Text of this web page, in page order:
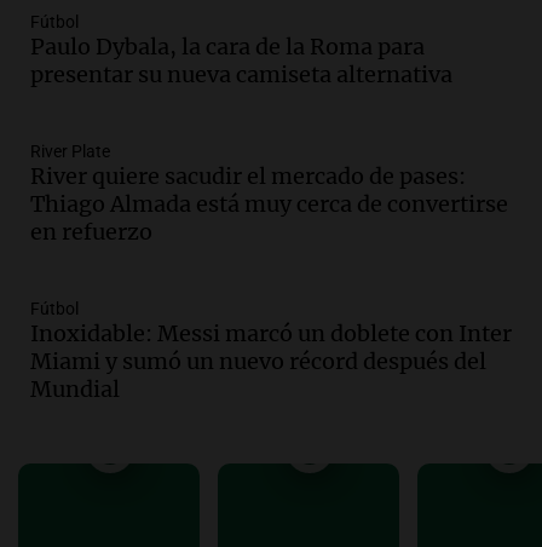
que le “explotó el celular”: acusan al
marido de matarla
Juntos
Audio.
juicio a Óscar González por el accidente
en las altas cumbres
Panorama Federal
Audio.
que afectan diversas actividades locales,
según Barrionuevo
Noticias
Javier Chacón: Detained Again After
Fútbol
Paulo Dybala, la cara de la Roma para
presentar su nueva camiseta alternativa
River Plate
River quiere sacudir el mercado de pases:
Thiago Almada está muy cerca de convertirse
en refuerzo
Fútbol
Inoxidable: Messi marcó un doblete con Inter
Miami y sumó un nuevo récord después del
Mundial